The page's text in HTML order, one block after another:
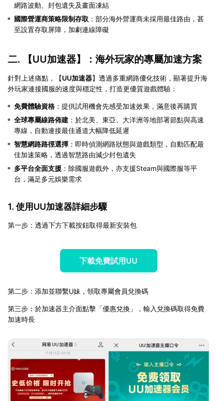
網路波動、封包遺失及畫面凍結
國際營運商策略限制存取 ：部分海外營運商未採用最佳路由，甚
至設置存取屏障，加劇連線障礙
二. 【UU加速器】：海外玩家的專屬加速方案
針對上述痛點，【UU加速器】透過多重網路優化技術，顯著提升海
外玩家連接國服的速度與穩定性，打造更優質遊戲體驗：
免費體驗資格 ：提供試用機會先感受加速效果，滿意後再購買
全球專屬線路佈建 ：於北美、東亞、大洋洲等地部署節點與高速
專線，自動連接最佳通道大幅降低延遲
智慧網路路徑選擇 ：即時偵測網路狀態與遊戲類型，自動匹配最
佳加速策略，透過智慧路由減少封包遺失
多平台全面支援 ：除國服遊戲外，亦支援Steam與國際服等平
台，滿足多元娛樂需求
1. 使用UU加速器詳細步驟
第一步：透過下方下載按鈕取得最新安裝包
下載免費試用UU
第二步：添加並聯繫U妹，領取專屬會員兌換碼
第三步：於加速器主介面點擊「優惠兌換」，輸入兌換碼取得免費
加速時長